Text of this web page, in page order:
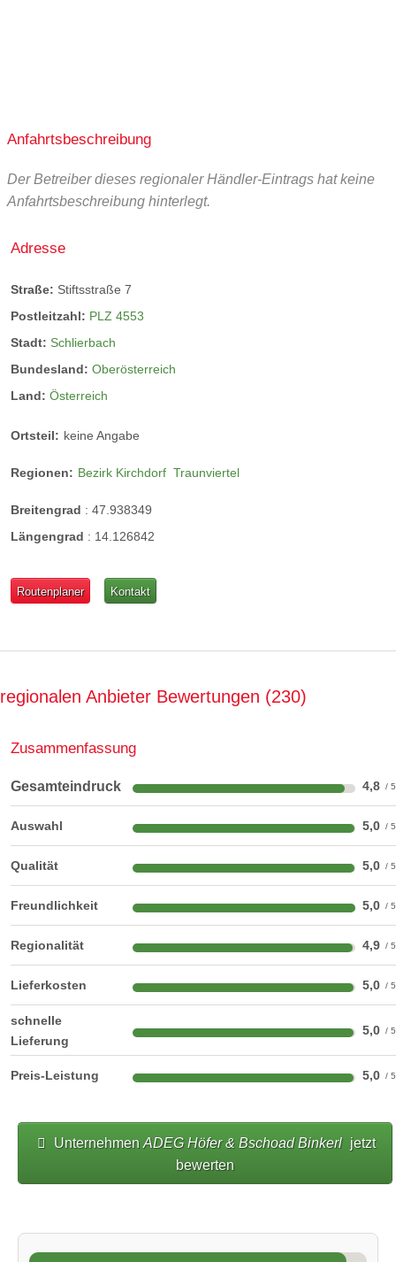
Anfahrtsbeschreibung
Der Betreiber dieses regionaler Händler-Eintrags hat keine
Anfahrtsbeschreibung hinterlegt.
Adresse
Straße: Stiftsstraße 7
Postleitzahl: PLZ 4553
Stadt: Schlierbach
Bundesland: Oberösterreich
Land: Österreich
Ortsteil: keine Angabe
Regionen: Bezirk Kirchdorf Traunviertel
Breitengrad : 47.938349
Längengrad : 14.126842
Routenplaner Kontakt
regionalen Anbieter Bewertungen 230
Zusammenfassung
Gesamteindruck 4,8
Auswahl 5,0
Qualität 5,0
Freundlichkeit 5,0
Regionalität 4,9
Lieferkosten 5,0
schnelle
Lieferung
5,0
Preis-Leistung 5,0
Unternehmen ADEG Höfer & Bschoad Binkerl
jetzt
bewerten